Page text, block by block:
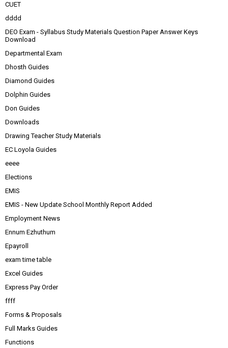
CUET
dddd
DEO Exam - Syllabus Study Materials Question Paper Answer Keys
Download
Departmental Exam
Dhosth Guides
Diamond Guides
Dolphin Guides
Don Guides
Downloads
Drawing Teacher Study Materials
EC Loyola Guides
eeee
Elections
EMIS
EMIS - New Update School Monthly Report Added
Employment News
Ennum Ezhuthum
Epayroll
exam time table
Excel Guides
Express Pay Order
ffff
Forms & Proposals
Full Marks Guides
Functions